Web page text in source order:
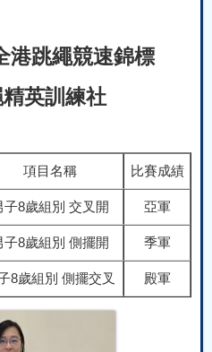
港跳繩競速錦標
英訓練社
項目名稱 比賽成績
子8歲組別 交叉開 亞軍
子8歲組別 側擺開 季軍
8歲組別 側擺交叉 殿軍